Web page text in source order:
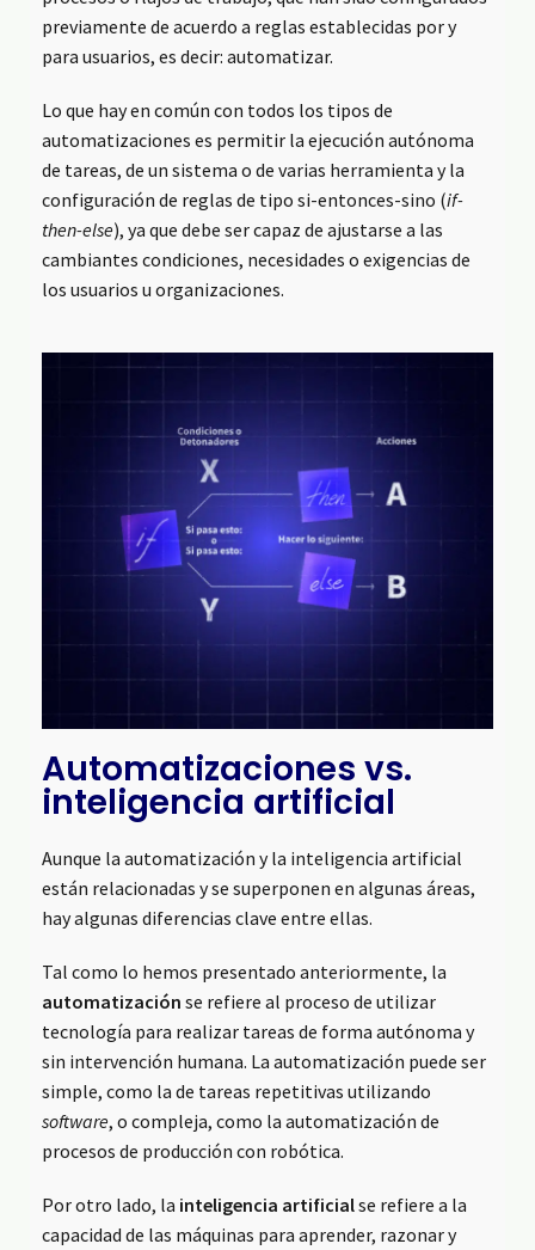
previamente de acuerdo a reglas establecidas por y
para usuarios, es decir: automatizar.
Lo que hay en común con todos los tipos de
automatizaciones es permitir la ejecución autónoma
de tareas, de un sistema o de varias herramienta y la
configuración de reglas de tipo si-entonces-sino (if-
then-else), ya que debe ser capaz de ajustarse a las
cambiantes condiciones, necesidades o exigencias de
los usuarios u organizaciones.
Automatizaciones vs.
inteligencia artificial
Aunque la automatización y la inteligencia artificial
están relacionadas y se superponen en algunas áreas,
hay algunas diferencias clave entre ellas.
Tal como lo hemos presentado anteriormente, la
automatización se refiere al proceso de utilizar
tecnología para realizar tareas de forma autónoma y
sin intervención humana. La automatización puede ser
simple, como la de tareas repetitivas utilizando
software, o compleja, como la automatización de
procesos de producción con robótica.
Por otro lado, la inteligencia artificialse refiere a la
capacidad de las máquinas para aprender, razonar y